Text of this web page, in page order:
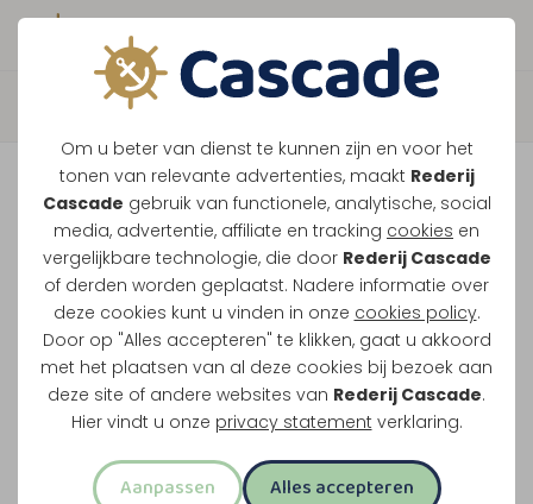
Om u beter van dienst te kunnen zijn en voor het
tonen van relevante advertenties, maakt Rederij
Cascade gebruik van functionele, analytische, social
media, advertentie, affiliate en tracking cookies en
vergelijkbare technologie, die door Rederij Cascade
of derden worden geplaatst. Nadere informatie over
deze cookies kunt u vinden in onze cookies policy.
Door op "Alles accepteren" te klikken, gaat u akkoord
met het plaatsen van al deze cookies bij bezoek aan
deze site of andere websites van Rederij Cascade.
Hier vindt u onze privacy statement verklaring.
Aanpassen Alles accepteren
Boek direct je vaart
Terug
Tour de Thorn
Vaar naar Thorn, stap van boord en kies zelf
wanneer je terugvaart. Zo combineer je varen
met tijd in het witte stadje.
Water en land in 1 activiteit
Twee uur varen
Via Wessem en de Grote Heggeplas
Uitstappen in het witte stadje